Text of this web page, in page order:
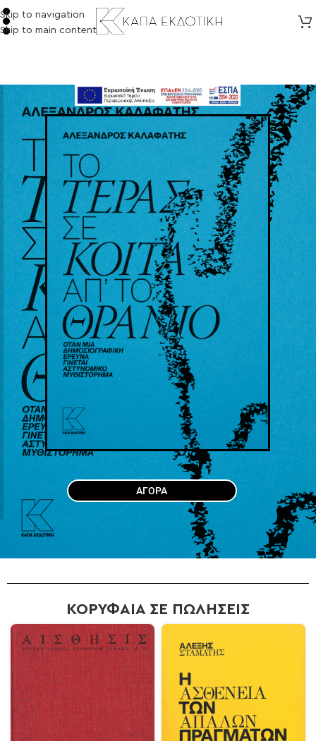
Skip to navigation
Skip to main content
ΑΓΟΡΑ
ΚΟΡΥΦΑΙΑ ΣΕ ΠΩΛΗΣΕΙΣ